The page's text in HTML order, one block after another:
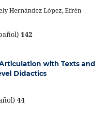
Hernández López, Efrén
142
with Texts and
Didactics
44